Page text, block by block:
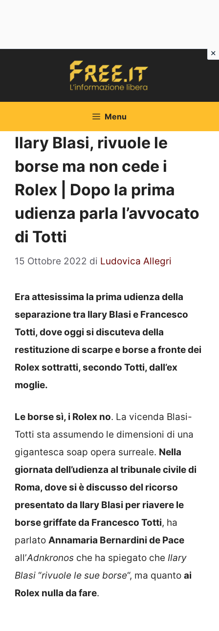
Menu
Ilary Blasi, rivuole le
borse ma non cede i
Rolex | Dopo la prima
udienza parla l’avvocato
di Totti
15 Ottobre 2022 di Ludovica Allegri
Era attesissima la prima udienza della
separazione tra Ilary Blasi e Francesco
Totti, dove oggi si discuteva della
restituzione di scarpe e borse a fronte dei
Rolex sottratti, secondo Totti, dall’ex
moglie.
Le borse sì, i Rolex no. La vicenda Blasi-
Totti sta assumendo le dimensioni di una
gigantesca soap opera surreale. Nella
giornata dell’udienza al tribunale civile di
Roma, dove si è discusso del ricorso
presentato da Ilary Blasi per riavere le
borse griffate da Francesco Totti, ha
parlato Annamaria Bernardini de Pace
all’Adnkronos che ha spiegato che Ilary
Blasi “rivuole le sue borse“, ma quanto ai
Rolex nulla da fare.